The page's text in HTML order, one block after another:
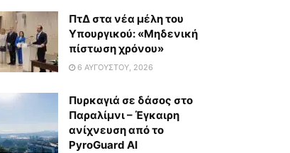
ΠτΔ στα νέα μέλη του
Υπουργικού: «Μηδενική
πίστωση χρόνου»
6 ΑΥΓΟΎΣΤΟΥ, 2026
Πυρκαγιά σε δάσος στο
Παραλίμνι – Έγκαιρη
ανίχνευση από το
PyroGuard AI